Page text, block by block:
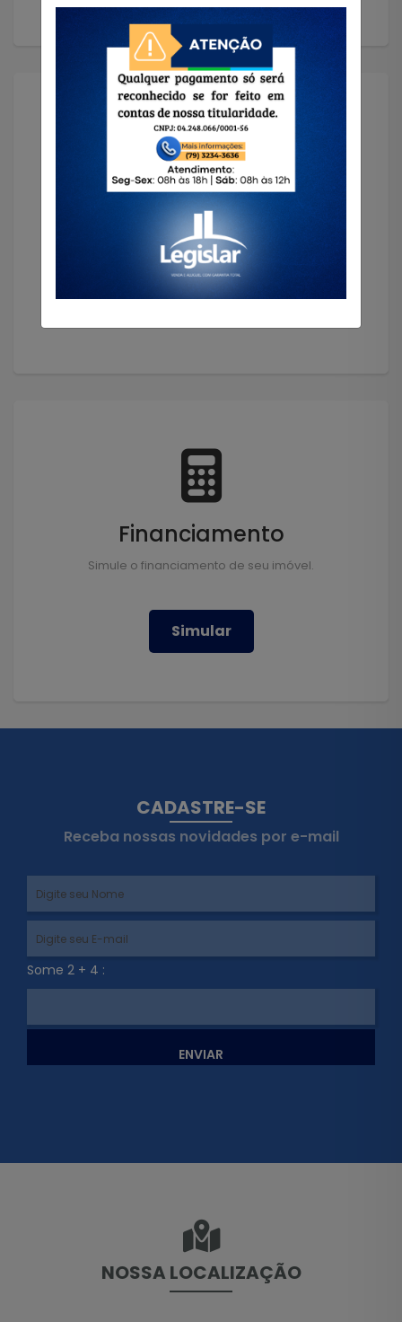
Solicitar Imóvel
Encontramos o imóvel que você precisa!
Solicitar
Financiamento
Simule o financiamento de seu imóvel.
Simular
CADASTRE-SE
Receba nossas novidades por e-mail
Some 2 + 4 :
ENVIAR
NOSSA LOCALIZAÇÃO